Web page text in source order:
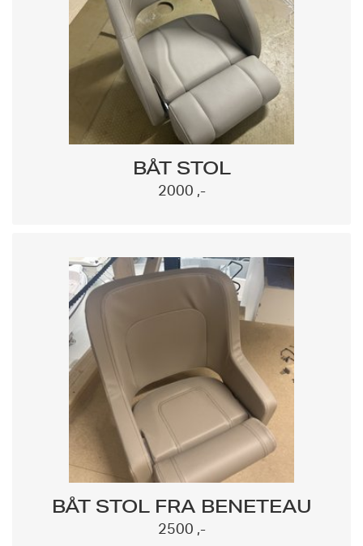
BÅT STOL
2000 ,-
BÅT STOL FRA BENETEAU
2500 ,-